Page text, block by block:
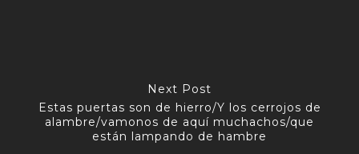
Next Post
Estas puertas son de hierro/Y los cerrojos de
alambre/vamonos de aquí muchachos/que
están lampando de hambre